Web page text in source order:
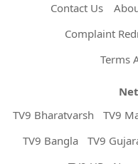
Contact Us
Complaint
Terms
TV9 Bharatvarsh
TV9
TV9 Bangla
TV9